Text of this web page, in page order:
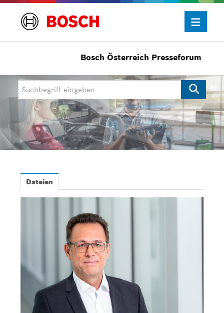
Presseinformationen
Allgemein/Wirtschaft
Bosch Innovationspreis
eBike Systems
Mobility
Power Tools
Bosch Rexroth
Bosch Home Comfort
Buderus
Pressemappen
Hausgeräte
Bosch Österreich Presseforum
Dateien